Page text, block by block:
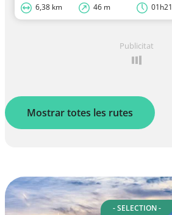
6,38 km 46 m 01h21
Publicitat
Mostrar totes les rutes
- SELECTION -